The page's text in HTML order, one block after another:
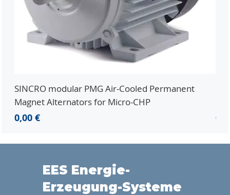
SINCRO modular PMG Air-Cooled Permanent
Magnet Alternators for Micro-CHP
Prix
0,00 €
EES Energie-
Erzeugung-Systeme